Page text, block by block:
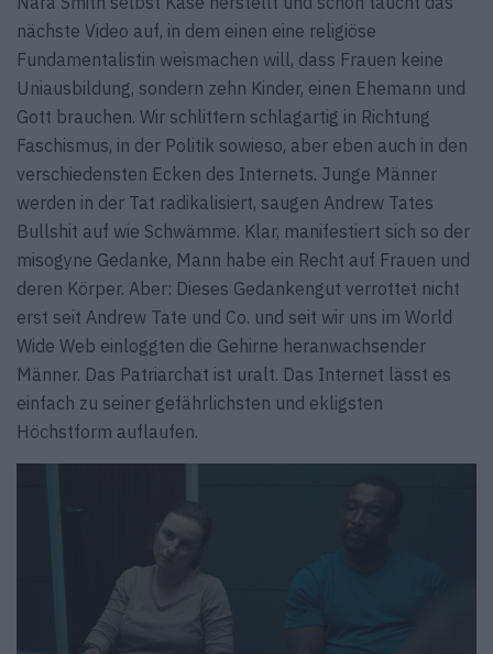
nächste Video auf, in dem einen eine religiöse
Fundamentalistin weismachen will, dass Frauen keine
Uniausbildung, sondern zehn Kinder, einen Ehemann und
Gott brauchen. Wir schlittern schlagartig in Richtung
Faschismus, in der Politik sowieso, aber eben auch in den
verschiedensten Ecken des Internets. Junge Männer
werden in der Tat radikalisiert, saugen Andrew Tates
Bullshit auf wie Schwämme. Klar, manifestiert sich so der
misogyne Gedanke, Mann habe ein Recht auf Frauen und
deren Körper. Aber: Dieses Gedankengut verrottet nicht
erst seit Andrew Tate und Co. und seit wir uns im World
Wide Web einloggten die Gehirne heranwachsender
Männer. Das Patriarchat ist uralt. Das Internet lässt es
einfach zu seiner gefährlichsten und ekligsten
Höchstform auflaufen.